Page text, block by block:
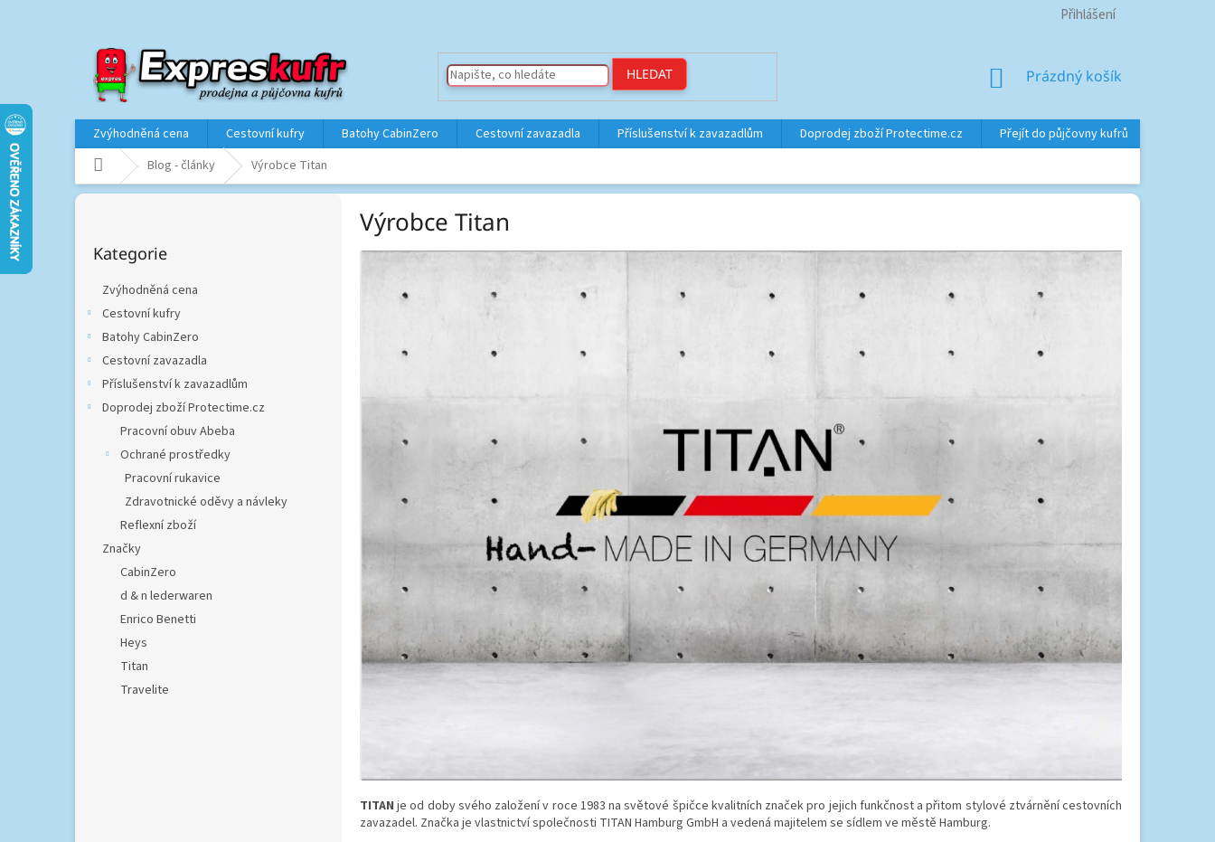
Přihlášení
HLEDAT
NÁKUPNÍ
Prázdný košík
Zvýhodněná cena Cestovní kufry Batohy CabinZero Cestovní zavazadla Příslušenství k zavazadlům Doprodej zboží Protectime.cz Přejít do půjčovny kufrů
Domů Blog - články Výrobce Titan
P
kategorie
Kategorie
Zvýhodněná cena
Cestovní kufry
Batohy CabinZero
Cestovní zavazadla
Příslušenství k zavazadlům
Doprodej zboží Protectime.cz
Pracovní obuv Abeba
Ochrané prostředky
Pracovní rukavice
Zdravotnické oděvy a návleky
Reflexní zboží
Značky
CabinZero
d & n lederwaren
Enrico Benetti
Heys
Titan
Travelite
Výrobce Titan
TITAN je od doby svého založení v roce 1983 na světové špičce kvalitních značek pro jejich funkčnost a přitom stylové ztvárnění cestovních
zavazadel. Značka je vlastnictví společnosti TITAN Hamburg GmbH a vedená majitelem se sídlem ve městě Hamburg.